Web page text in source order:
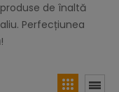
de înaltă
Perfecțiunea